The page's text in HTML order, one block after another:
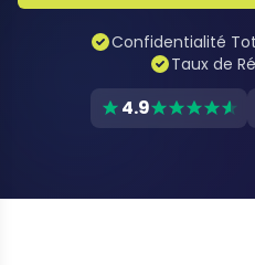
Confidentialité
Taux de
4.9